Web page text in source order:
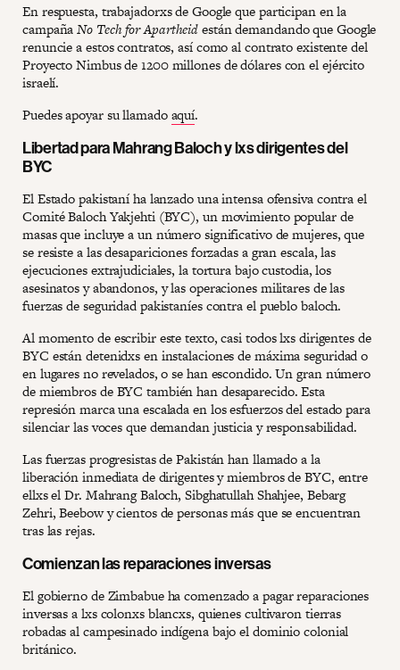
En respuesta, trabajadorxs de Google que participan en la
campañaNo Tech for Apartheidestán demandando que Google
renuncie a estos contratos, así como al contrato existente del
Proyecto Nimbus de 1200 millones de dólares con el ejército
israelí.
Puedes apoyar su llamadoaquí.
Libertad para Mahrang Baloch y lxs dirigentes del
BYC
El Estado pakistaní ha lanzado una intensa ofensiva contra el
Comité Baloch Yakjehti (BYC), un movimiento popular de
masas que incluye a un número significativo de mujeres, que
se resiste a las desapariciones forzadas a gran escala, las
ejecuciones extrajudiciales, la tortura bajo custodia, los
asesinatos y abandonos, y las operaciones militares de las
fuerzas de seguridad pakistaníes contra el pueblo baloch.
Al momento de escribir este texto, casi todos lxs dirigentes de
BYC están detenidxs en instalaciones de máxima seguridad o
en lugares no revelados, o se han escondido. Un gran número
de miembros de BYC también han desaparecido. Esta
represión marca una escalada en los esfuerzos del estado para
silenciar las voces que demandan justicia y responsabilidad.
Las fuerzas progresistas de Pakistán han llamado a la
liberación inmediata de dirigentes y miembros de BYC, entre
ellxs el Dr. Mahrang Baloch, Sibghatullah Shahjee, Bebarg
Zehri, Beebow y cientos de personas más que se encuentran
tras las rejas.
Comienzan las reparaciones inversas
El gobierno de Zimbabue ha comenzado a pagar reparaciones
inversas a lxs colonxs blancxs, quienes cultivaron tierras
robadas al campesinado indígena bajo el dominio colonial
británico.